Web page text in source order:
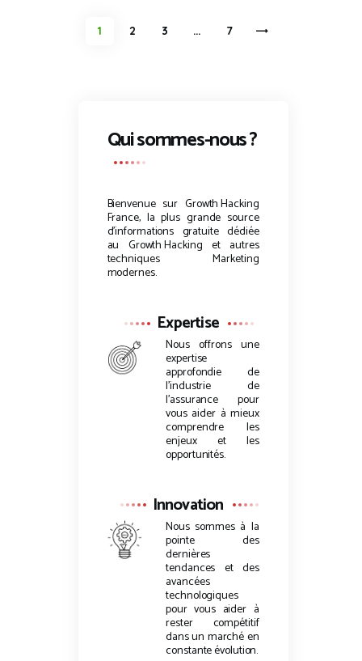
Pagination
PAGE
1 PAGE
2 PAGE
3 … PAGE
7
Qui sommes-nous ?
Bienvenue sur Growth Hacking
France, la plus grande source
d’informations gratuite dédiée
au Growth Hacking et autres
techniques Marketing
modernes.
Expertise
Nous offrons une
expertise
approfondie de
l’industrie de
l’assurance pour
vous aider à mieux
comprendre les
enjeux et les
opportunités.
Innovation
Nous sommes à la
pointe des
dernières
tendances et des
avancées
technologiques
pour vous aider à
rester compétitif
dans un marché en
constante évolution.